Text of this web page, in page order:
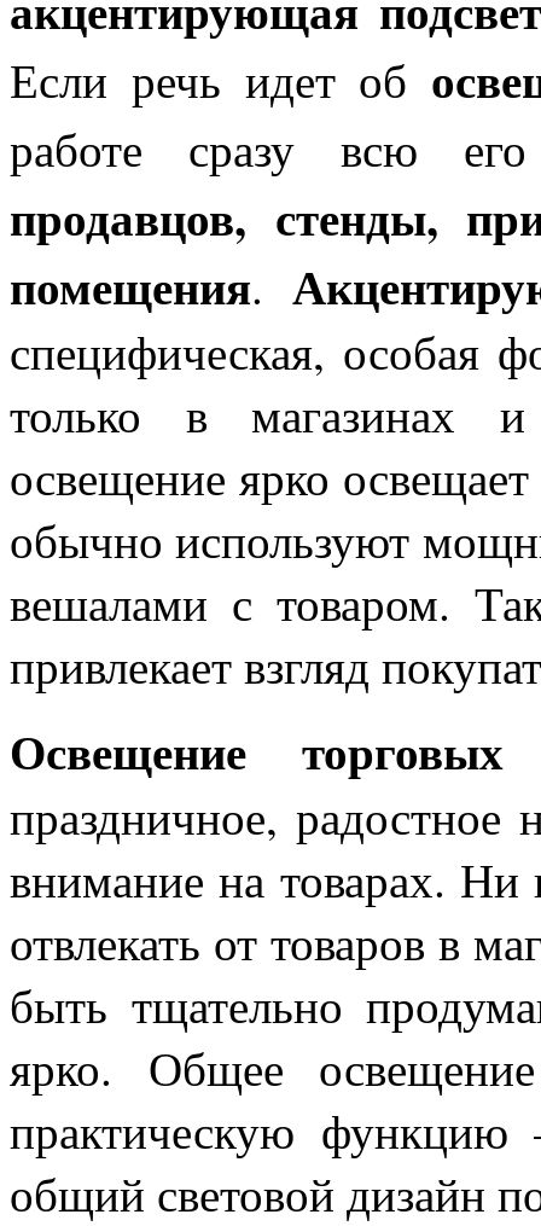
Если речь идет об
работе сразу всю
продавцов, стенды,
помещения.
специфическая, особая
только в магазинах и
освещение ярко
обычно используют
вешалами с товаром.
привлекает взгляд
Освещение торговых
праздничное, радостное
внимание на товарах. Ни
отвлекать от товаров в
быть тщательно
ярко. Общее
практическую функцию
общий световой дизайн